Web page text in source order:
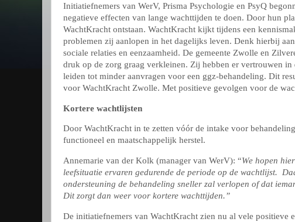
Initiatiefnemers van WerV, Prisma Psychologie en PsyQ
negatieve effecten van lange wachttijden te doen. Door hun
WachtKracht ontstaan. WachtKracht kijkt tijdens een
problemen zij aanlopen in het dagelijks leven. Denk hierbij
sociale relaties en eenzaamheid. De gemeente Zwolle en
druk op de zorg graag verkleinen. Zij hebben er vertrouwen in
leiden tot minder aanvragen voor een ggz-behandeling. Dit
voor WachtKracht Zwolle. Met positieve gevolgen voor de
Kortere wachtlijsten
Door WachtKracht in te zetten vóór de intake voor
functioneel en maatschappelijk herstel.
Annemarie van der Kolk (manager van WerV): “We hopen
leefsituatie ervaren gedurende de periode op de wachtlijst.
ondersteuning de behandeling sneller zal verlopen of dat
Dit zorgt dan weer voor kortere wachttijden.”
De initiatiefnemers van WachtKracht zien nu al vele positieve